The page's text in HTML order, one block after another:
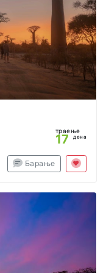
траење
17 дена
Барање